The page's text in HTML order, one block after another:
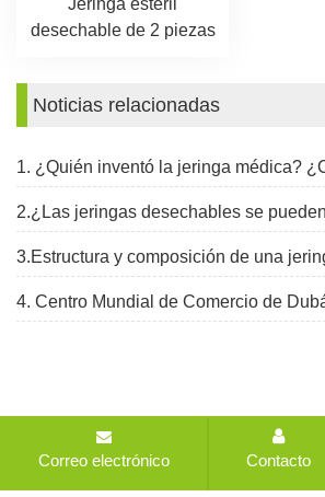
Jeringa estéril
desechable de 2 piezas
Noticias relacionadas
3.Estructura y composición de una
Copyright © 2021-2026 CHANGZHOU
AND EXPORT COMPANY LTD Todos
Correo electrónico Contacto